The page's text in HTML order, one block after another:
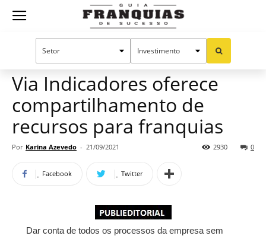
Guia
Manual do sucesso Gestão
Via Indicadores oferece
compartilhamento de
recursos para franquias
Por Karina Azevedo - 21/09/2021 0
2930
Facebook Twitter
Dar conta de todos os processos da empresa sem